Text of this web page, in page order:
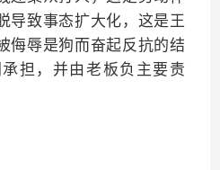
导致事态扩大化，这是王
侮辱是狗而奋起反抗的结
担，并由老板负主要责